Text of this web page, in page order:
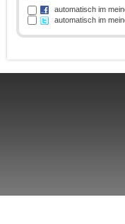
automatisch im
automatisch im